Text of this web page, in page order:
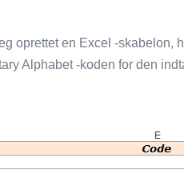
oprettet en Excel -skabelon,
Alphabet -koden for den